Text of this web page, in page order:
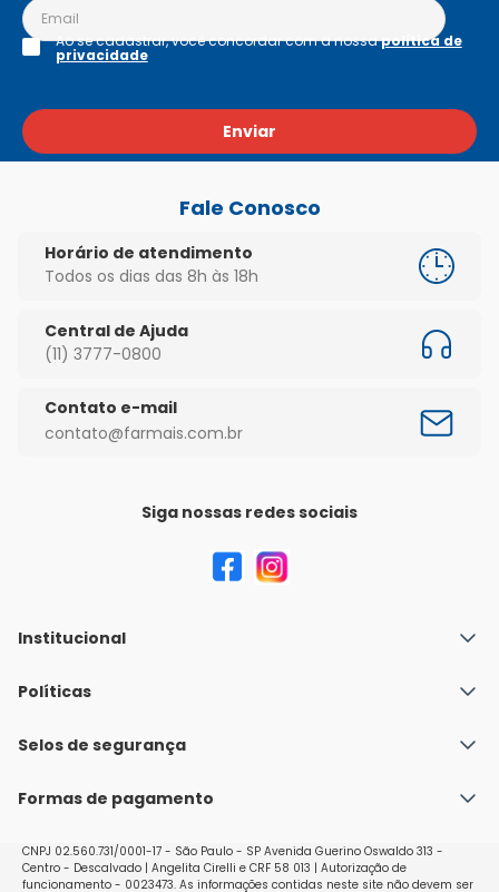
Enviar
Ao se cadastrar, você concordar com a nossapolítica de
privacidade
Fale Conosco
Horário de atendimento
Todos os dias das 8h às 18h
Central de Ajuda
(11) 3777-0800
Contato e-mail
contato@farmais.com.br
Siga nossas redes sociais
Institucional
Quem Somos
Nossas lojas
Políticas
Política de Envio
Políticas de Trocas e Devoluções
Selos de segurança
Formas de pagamento
CNPJ 02.560.731/0001-17 - São Paulo - SP Avenida Guerino Oswaldo 313 -
Centro - Descalvado | Angelita Cirelli e CRF 58 013 | Autorização de
funcionamento - 0023473. As informações contidas neste site não devem ser